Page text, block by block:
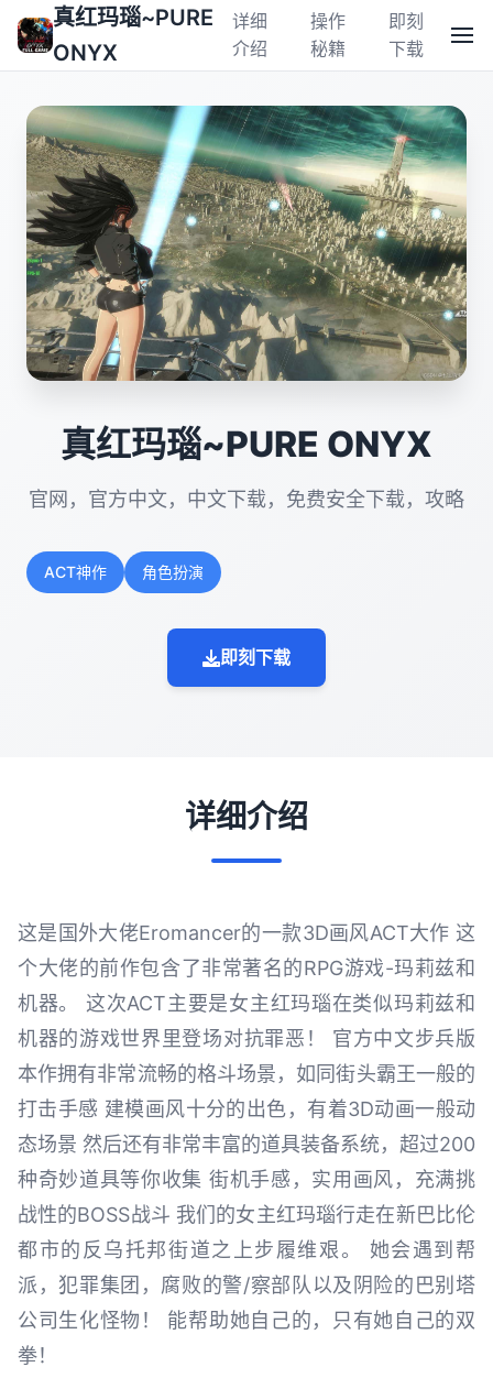
真红玛瑙~PURE
ONYX
详细
介绍
操作
秘籍
即刻
下载
真红玛瑙~PURE ONYX
官网，官方中文，中文下载，免费安全下载，攻略
ACT神作 角色扮演
即刻下载
详细介绍
这是国外大佬Eromancer的一款3D画风ACT大作 这
个大佬的前作包含了非常著名的RPG游戏-玛莉兹和
机器。 这次ACT主要是女主红玛瑙在类似玛莉兹和
机器的游戏世界里登场对抗罪恶！ 官方中文步兵版
本作拥有非常流畅的格斗场景，如同街头霸王一般的
打击手感 建模画风十分的出色，有着3D动画一般动
态场景 然后还有非常丰富的道具装备系统，超过200
种奇妙道具等你收集 街机手感，实用画风，充满挑
战性的BOSS战斗 我们的女主红玛瑙行走在新巴比伦
都市的反乌托邦街道之上步履维艰。 她会遇到帮
派，犯罪集团，腐败的警/察部队以及阴险的巴别塔
公司生化怪物！ 能帮助她自己的，只有她自己的双
拳！